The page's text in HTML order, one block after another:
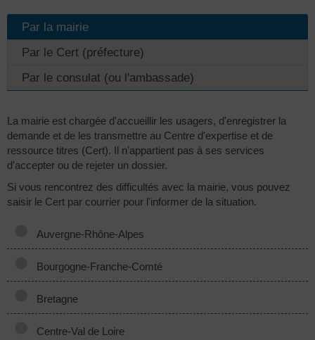
Par la mairie
Par le Cert (préfecture)
Par le consulat (ou l'ambassade)
La mairie est chargée d'accueillir les usagers, d'enregistrer la
demande et de les transmettre au Centre d'expertise et de
ressource titres (Cert). Il n'appartient pas à ses services
d'accepter ou de rejeter un dossier.
Si vous rencontrez des difficultés avec la mairie, vous pouvez
saisir le Cert par courrier pour l'informer de la situation.
Auvergne-Rhône-Alpes
Bourgogne-Franche-Comté
Bretagne
Centre-Val de Loire